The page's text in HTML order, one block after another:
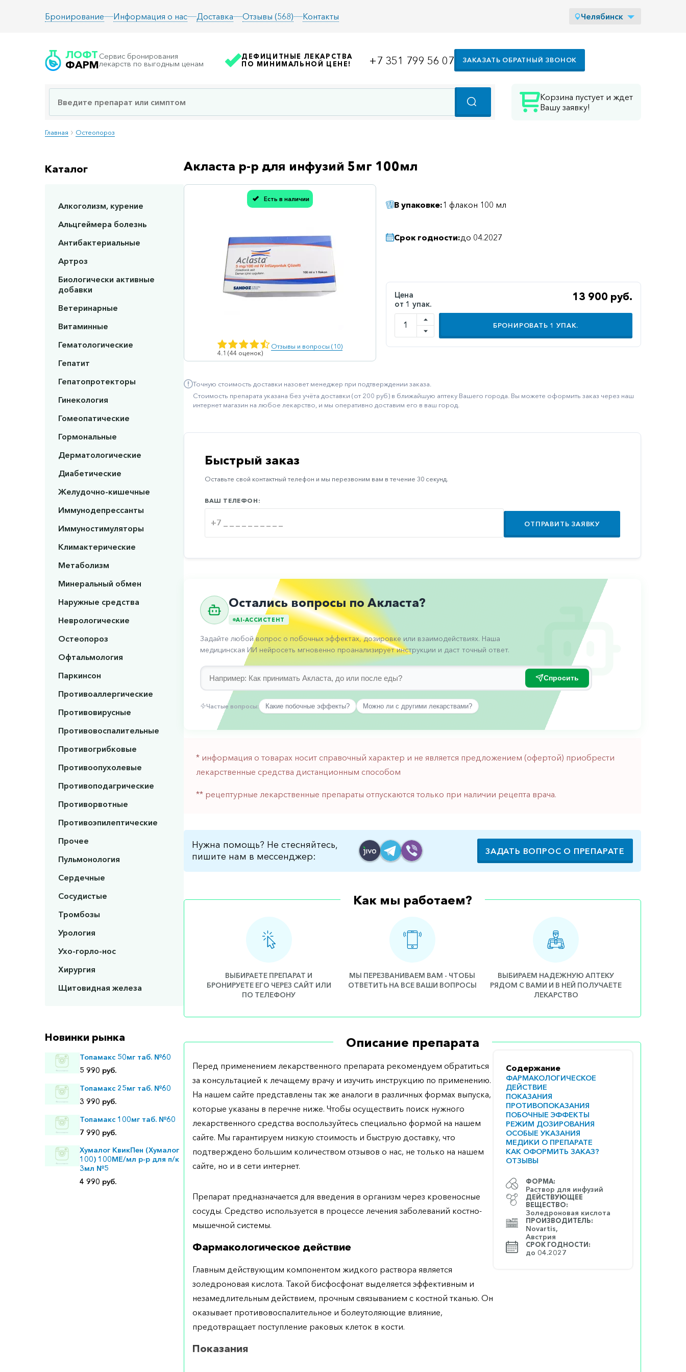
Бронирование Информация о нас Доставка Отзывы (568) Контакты Челябинск
ЛОФТ
ФАРМ
Сервис бронирования
лекарств по выгодным ценам
Корзина пустует и ждет
Вашу заявку!
ДЕФИЦИТНЫЕ ЛЕКАРСТВА
ПО МИНИМАЛЬНОЙ ЦЕНЕ!
+7 351 799 56 07 ЗАКАЗАТЬ ОБРАТНЫЙ ЗВОНОК
Главная Остеопороз
Каталог
Алкоголизм, курение
Альцгеймера болезнь
Антибактериальные
Артроз
Биологически активные
добавки
Ветеринарные
Витаминные
Гематологические
Гепатит
Гепатопротекторы
Гинекология
Гомеопатические
Гормональные
Дерматологические
Диабетические
Желудочно-кишечные
Иммунодепрессанты
Иммуностимуляторы
Климактерические
Метаболизм
Минеральный обмен
Наружные средства
Неврологические
Остеопороз
Офтальмология
Паркинсон
Противоаллергические
Противовирусные
Противовоспалительные
Противогрибковые
Противоопухолевые
Противоподагрические
Противорвотные
Противоэпилептические
Прочее
Пульмонология
Сердечные
Сосудистые
Тромбозы
Урология
Ухо-горло-нос
Хирургия
Щитовидная железа
Новинки рынка
Топамакс 50мг таб. №60
5 990 руб.
Топамакс 25мг таб. №60
3 990 руб.
Топамакс 100мг таб. №60
7 990 руб.
Хумалог КвикПен (Хумалог
100) 100МЕ/мл р-р для п/к
3мл №5
4 990 руб.
Акласта р-р для инфузий 5мг 100мл
Есть в наличии
4.1 (44 оценок)
Отзывы и вопросы (10)
Спасибо, мы учли Вашу оценку! В упаковке:1 флакон 100 мл
Срок годности:до 04.2027
Цена
от 1 упак.
13 900 руб.
БРОНИРОВАТЬ 1 УПАК.
Точную стоимость доставки назовет менеджер при подтверждении заказа.
Стоимость препарата указана без учёта доставки (от 200 руб) в ближайшую аптеку Вашего города. Вы можете оформить заказ через наш
интернет магазин на любое лекарство, и мы оперативно доставим его в ваш город.
Быстрый заказ
Оставьте свой контактный телефон и мы перезвоним вам в течение 30 секунд.
ВАШ ТЕЛЕФОН:
ОТПРАВИТЬ ЗАЯВКУ
Остались вопросы по Акласта?
AI-АССИСТЕНТ
Задайте любой вопрос о побочных эффектах, дозировке или взаимодействиях. Наша
медицинская ИИ нейросеть мгновенно проанализирует инструкции и даст точный ответ.
Спросить
Частые вопросы: Какие побочные эффекты? Можно ли с другими лекарствами?
* информация о товарах носит справочный характер и не является предложением (офертой) приобрести
лекарственные средства дистанционным способом
** рецептурные лекарственные препараты отпускаются только при наличии рецепта врача.
Нужна помощь? Не стесняйтесь,
пишите нам в мессенджер:
ЗАДАТЬ ВОПРОС О ПРЕПАРАТЕ
Как мы работаем?
ВЫБИРАЕТЕ ПРЕПАРАТ И
БРОНИРУЕТЕ ЕГО ЧЕРЕЗ САЙТ ИЛИ
ПО ТЕЛЕФОНУ
МЫ ПЕРЕЗВАНИВАЕМ ВАМ - ЧТОБЫ
ОТВЕТИТЬ НА ВСЕ ВАШИ ВОПРОСЫ
ВЫБИРАЕМ НАДЕЖНУЮ АПТЕКУ
РЯДОМ С ВАМИ И В НЕЙ ПОЛУЧАЕТЕ
ЛЕКАРСТВО
Описание препарата
Содержание
ФАРМАКОЛОГИЧЕСКОЕ
ДЕЙСТВИЕ
ПОКАЗАНИЯ
ПРОТИВОПОКАЗАНИЯ
ПОБОЧНЫЕ ЭФФЕКТЫ
РЕЖИМ ДОЗИРОВАНИЯ
ОСОБЫЕ УКАЗАНИЯ
МЕДИКИ О ПРЕПАРАТЕ
КАК ОФОРМИТЬ ЗАКАЗ?
ОТЗЫВЫ
ФОРМА:
Раствор для инфузий
ДЕЙСТВУЮЩЕЕ
ВЕЩЕСТВО:
Золедроновая кислота
ПРОИЗВОДИТЕЛЬ:
Novartis,
Австрия
СРОК ГОДНОСТИ:
до 04.2027
Перед применением лекарственного препарата рекомендуем обратиться
за консультацией к лечащему врачу и изучить инструкцию по применению.
На нашем сайте представлены так же аналоги в различных формах выпуска,
которые указаны в перечне ниже. Чтобы осуществить поиск нужного
лекарственного средства воспользуйтесь специально формой на нашем
сайте. Мы гарантируем низкую стоимость и быструю доставку, что
подтверждено большим количеством отзывов о нас, не только на нашем
сайте, но и в сети интернет.
Препарат предназначается для введения в организм через кровеносные
сосуды. Средство используется в процессе лечения заболеваний костно-
мышечной системы.
Фармакологическое действие
Главным действующим компонентом жидкого раствора является
золедроновая кислота. Такой бисфосфонат выделяется эффективным и
незамедлительным действием, прочным связыванием с костной тканью. Он
оказывает противовоспалительное и болеутоляющие влияние,
предотвращает поступление раковых клеток в кости.
Показания